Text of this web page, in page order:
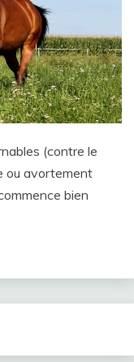
(contre le
ou avortement
bien